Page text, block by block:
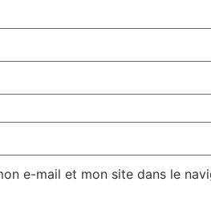
e-mail et mon site dans le